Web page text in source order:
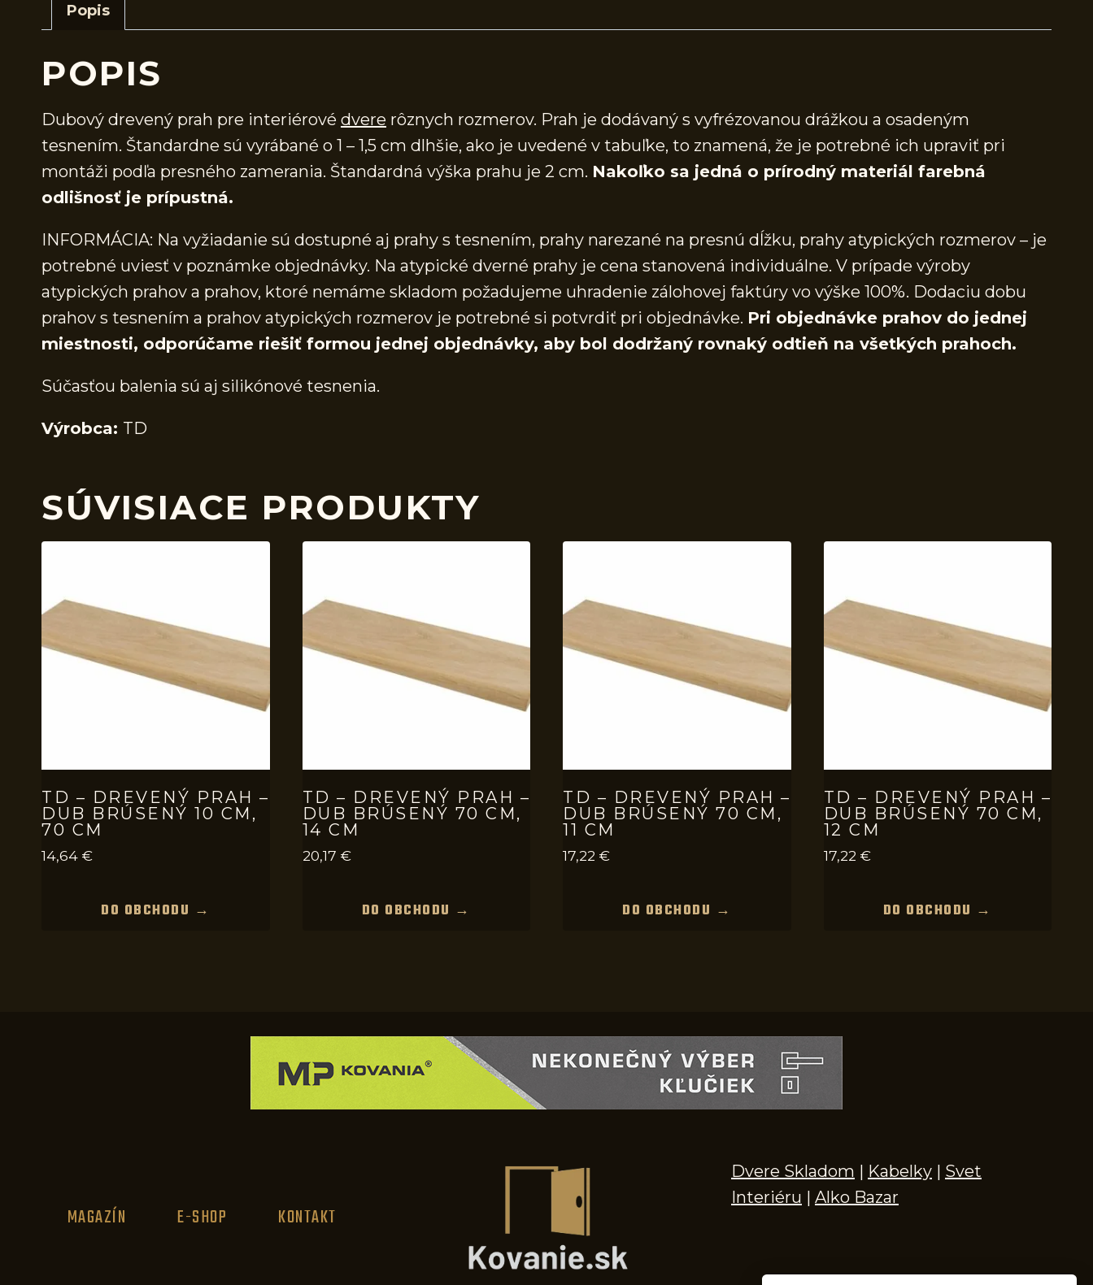
Popis
POPIS
Dubový drevený prah pre interiérové dvere rôznych rozmerov. Prah je dodávaný s vyfrézovanou drážkou a osadeným
tesnením. Štandardne sú vyrábané o 1 – 1,5 cm dlhšie, ako je uvedené v tabuľke, to znamená, že je potrebné ich upraviť pri
montáži podľa presného zamerania. Štandardná výška prahu je 2 cm. Nakoľko sa jedná o prírodný materiál farebná
odlišnosť je prípustná.
INFORMÁCIA: Na vyžiadanie sú dostupné aj prahy s tesnením, prahy narezané na presnú dĺžku, prahy atypických rozmerov – je
potrebné uviesť v poznámke objednávky. Na atypické dverné prahy je cena stanovená individuálne. V prípade výroby
atypických prahov a prahov, ktoré nemáme skladom požadujeme uhradenie zálohovej faktúry vo výške 100%. Dodaciu dobu
prahov s tesnením a prahov atypických rozmerov je potrebné si potvrdiť pri objednávke. Pri objednávke prahov do jednej
miestnosti, odporúčame riešiť formou jednej objednávky, aby bol dodržaný rovnaký odtieň na všetkých prahoch.
Súčasťou balenia sú aj silikónové tesnenia.
Výrobca: TD
SÚVISIACE PRODUKTY
TD – DREVENÝ PRAH –
DUB BRÚSENÝ 10 CM,
70 CM
14,64 €
DO OBCHODU →
TD – DREVENÝ PRAH –
DUB BRÚSENÝ 70 CM,
14 CM
20,17 €
DO OBCHODU →
TD – DREVENÝ PRAH –
DUB BRÚSENÝ 70 CM,
11 CM
17,22 €
DO OBCHODU →
TD – DREVENÝ PRAH –
DUB BRÚSENÝ 70 CM,
12 CM
17,22 €
DO OBCHODU →
MAGAZÍN E-SHOP KONTAKT
Dvere Skladom | Kabelky | Svet
Interiéru | Alko Bazar